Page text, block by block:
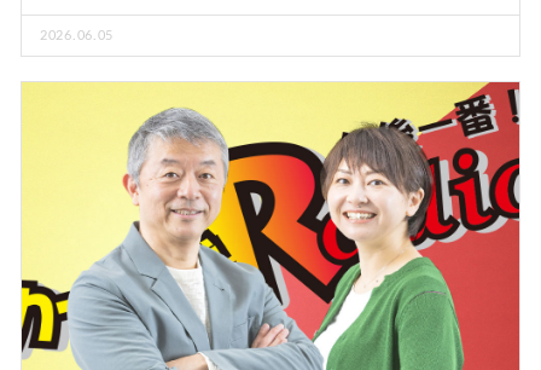
2026.06.05